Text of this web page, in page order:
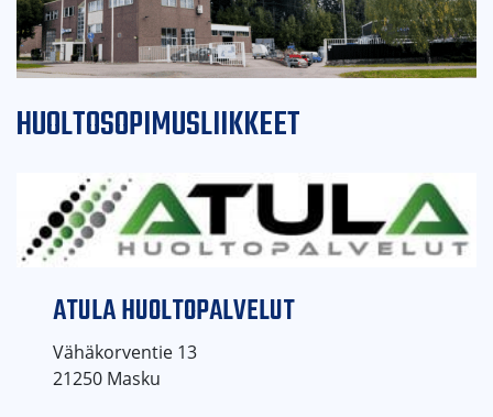
HUOLTOSOPIMUSLIIKKEET
ATULA HUOLTOPALVELUT
Vähäkorventie 13
21250 Masku